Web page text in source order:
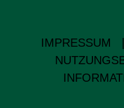
IMPRESSUM